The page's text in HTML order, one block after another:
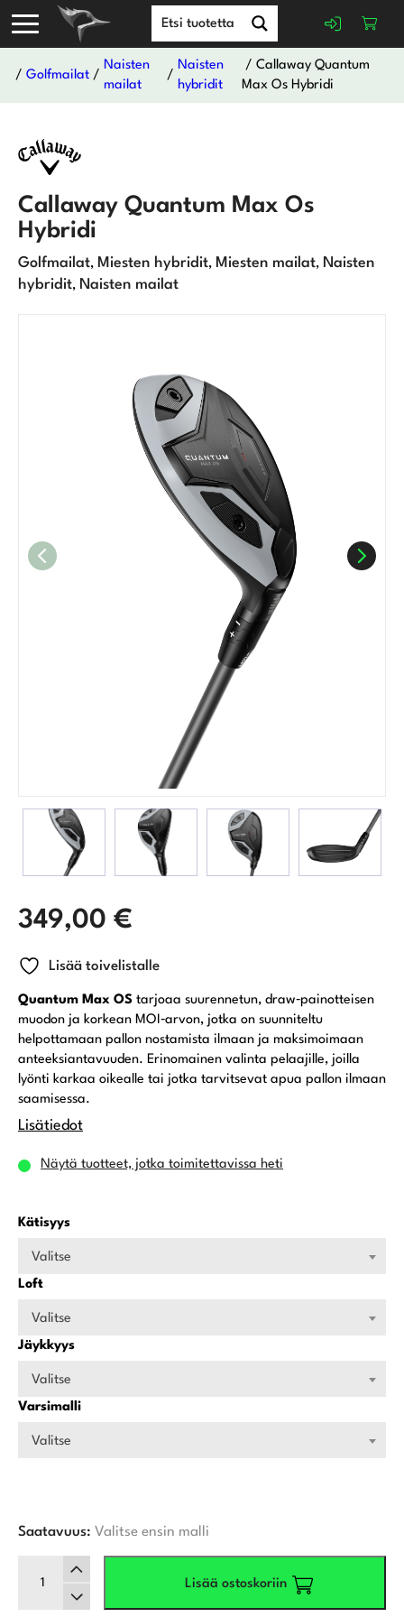
/Golfmailat /
Naisten
mailat
/
Naisten
hybridit
/ Callaway Quantum
Max Os Hybridi
Callaway Quantum Max Os
Hybridi
Golfmailat, Miesten hybridit, Miesten mailat, Naisten
hybridit, Naisten mailat
349,00 €
Lisää toivelistalle
Quantum Max OS tarjoaa suurennetun, draw‑painotteisen
muodon ja korkean MOI‑arvon, jotka on suunniteltu
helpottamaan pallon nostamista ilmaan ja maksimoimaan
anteeksiantavuuden. Erinomainen valinta pelaajille, joilla
lyönti karkaa oikealle tai jotka tarvitsevat apua pallon ilmaan
saamisessa.
Lisätiedot
Näytä tuotteet, jotka toimitettavissa heti
Kätisyys
Valitse
Loft
Valitse
Jäykkyys
Valitse
Varsimalli
Valitse
Saatavuus: Valitse ensin malli
Callaway
Quantum
Lisää ostoskoriin